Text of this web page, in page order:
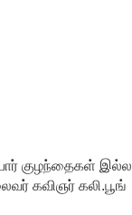
குழந்தைகள் இல்ல
கவிஞர் கலி.பூங்